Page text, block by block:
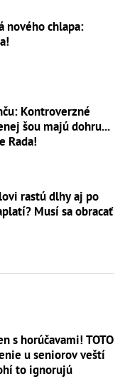
nového chlapa:
Kontroverzné
šou majú dohru...
Posvieti si na ne Rada!
rastú dlhy aj po
Musí sa obracať
s horúčavami! TOTO
u seniorov veští
to ignorujú